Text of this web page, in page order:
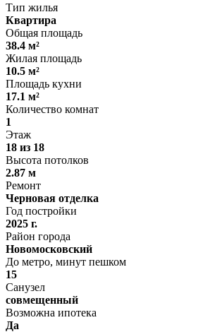
Тип жилья
Квартира
Общая площадь
38.4 м²
Жилая площадь
10.5 м²
Площадь кухни
17.1 м²
Количество комнат
1
Этаж
18 из 18
Высота потолков
2.87 м
Ремонт
Черновая отделка
Год постройки
2025 г.
Район города
Новомосковский
До метро, минут пешком
15
Санузел
совмещенный
Возможна ипотека
Да